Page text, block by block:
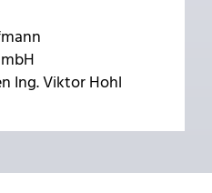
Ing. Viktor Hohl